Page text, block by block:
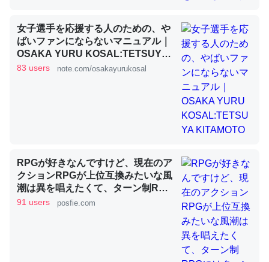
コオロギのカルシウム分はエビの600分の1程度。
─ニュース :: 【研究発表】昆虫学の大問題＝「昆虫はなぜ海にいな
いのか」に関する新仮説
論文では「淡水はカルシウムも酸素も不足してて両方に不
ずキチンを強化してる筈だが、酵素が違うのか？
─ニュース :: 【研究発表】昆虫学の大問題＝「昆虫はなぜ海にいな
いのか」に関する新仮説
女子選手を応援する人のための、や
ばいファンにならないマニュアル｜
OSAKA YURU KOSAL:TETSUYA
KITAMOTO
83 users note.com/osakayurukosal
RPGが好きなんですけど、現在のア
クションRPGが上位互換みたいな風
潮は異を唱えたくて、ターン制RPG
にはターン制の良さがあると思って
91 users posfie.com